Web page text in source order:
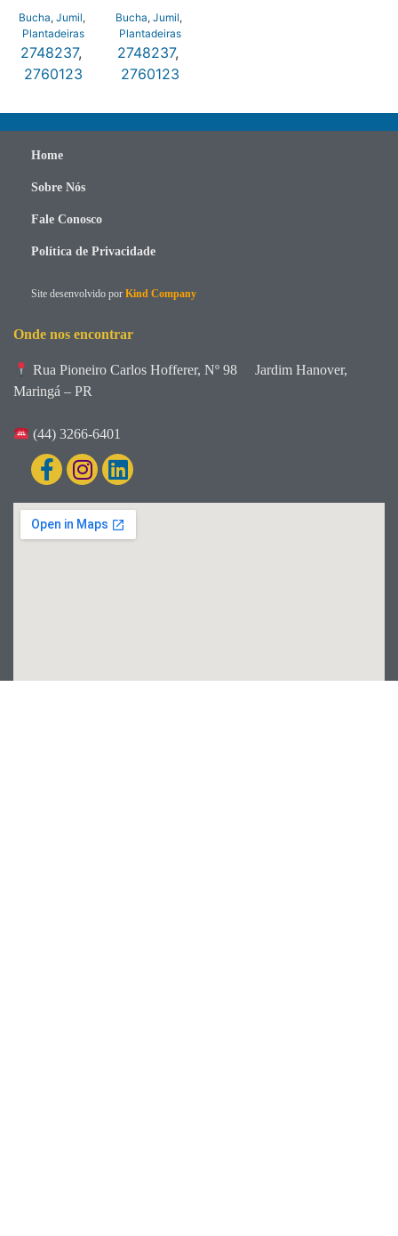
Bucha, Jumil,
Plantadeiras
2748237,
2760123
Bucha,Jumil,
Plantadeiras
2748237,
2760123
Home
Sobre Nós
Fale Conosco
Política de Privacidade
Site desenvolvido por Kind Company
Onde nos encontrar
Rua Pioneiro Carlos Hofferer, Nº 98
Jardim Hanover,
Maringá – PR
(44) 3266-6401